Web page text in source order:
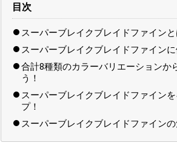
目次
スーパーブレイクブレイドファイン
スーパーブレイクブレイドファイン
合計8種類のカラーバリエーションか
う！
スーパーブレイクブレイドファイン
プ！
スーパーブレイクブレイドファイン